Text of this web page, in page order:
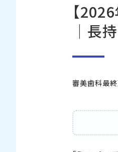
【
｜長
審美歯科最